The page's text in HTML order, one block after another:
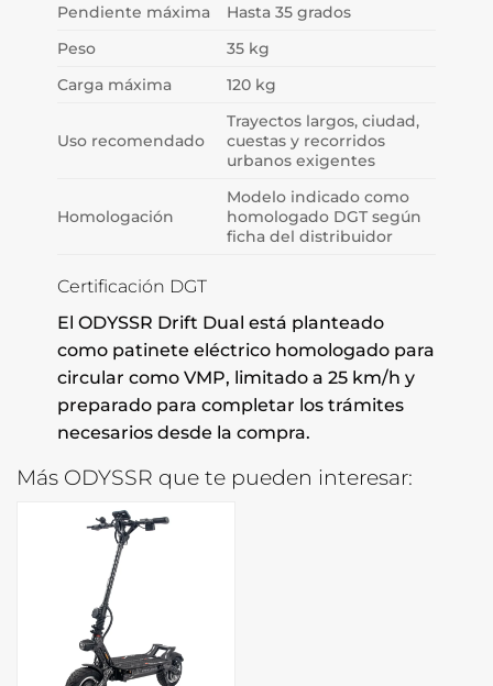
Pendiente máxima
Hasta 35 grados
Peso
35 kg
Carga máxima
120 kg
Uso recomendado
Trayectos largos, ciudad,
cuestas y recorridos
urbanos exigentes
Homologación
Modelo indicado como
homologado DGT según
ficha del distribuidor
Certificación DGT
El ODYSSR Drift Dual está planteado
como patinete eléctrico homologado para
circular como VMP, limitado a 25 km/h y
preparado para completar los trámites
necesarios desde la compra.
Más ODYSSR que te pueden interesar: